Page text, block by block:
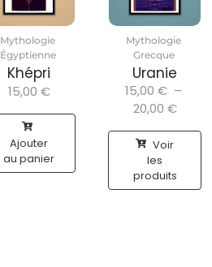
Mythologie
Égyptienne
Khépri
15,00 €
Ajouter
au panier
Mythologie
Grecque
Uranie
15,00 € –
20,00 €
Voir
les
produits